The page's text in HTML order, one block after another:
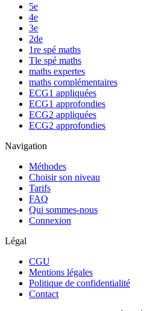
5e
4e
3e
2de
1re spé maths
Tle spé maths
maths expertes
maths complémentaires
ECG1 appliquées
ECG1 approfondies
ECG2 appliquées
ECG2 approfondies
Navigation
Méthodes
Choisir son niveau
Tarifs
FAQ
Qui sommes-nous
Connexion
Légal
CGU
Mentions légales
Politique de confidentialité
Contact